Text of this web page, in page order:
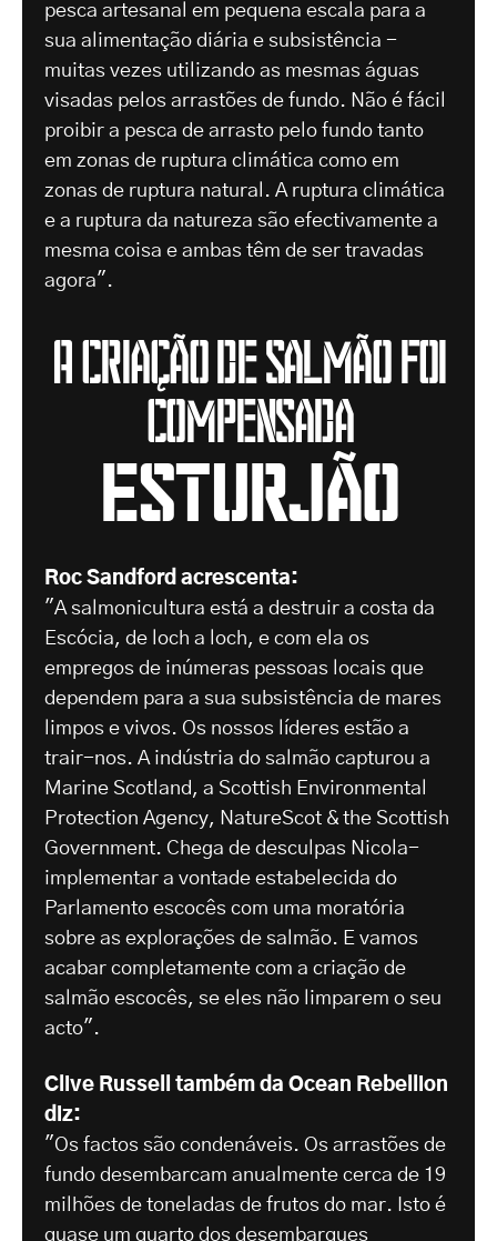
pesca artesanal em pequena escala para a
sua alimentação diária e subsistência -
muitas vezes utilizando as mesmas águas
visadas pelos arrastões de fundo. Não é fácil
proibir a pesca de arrasto pelo fundo tanto
em zonas de ruptura climática como em
zonas de ruptura natural. A ruptura climática
e a ruptura da natureza são efectivamente a
mesma coisa e ambas têm de ser travadas
agora".
A criação de salmão foi
compensada
Esturjão
Roc Sandford acrescenta:
"A salmonicultura está a destruir a costa da
Escócia, de loch a loch, e com ela os
empregos de inúmeras pessoas locais que
dependem para a sua subsistência de mares
limpos e vivos. Os nossos líderes estão a
trair-nos. A indústria do salmão capturou a
Marine Scotland, a Scottish Environmental
Protection Agency, NatureScot & the Scottish
Government. Chega de desculpas Nicola-
implementar a vontade estabelecida do
Parlamento escocês com uma moratória
sobre as explorações de salmão. E vamos
acabar completamente com a criação de
salmão escocês, se eles não limparem o seu
acto".
Clive Russell também da Ocean Rebellion
diz:
"Os factos são condenáveis. Os arrastões de
fundo desembarcam anualmente cerca de 19
milhões de toneladas de frutos do mar. Isto é
quase um quarto dos desembarques